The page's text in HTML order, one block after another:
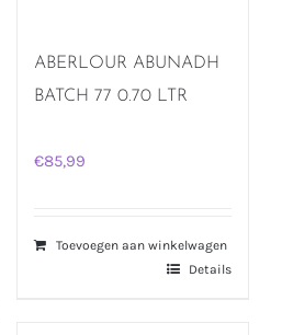
ABERLOUR ABUNADH
BATCH 77 0.70 LTR
€85,99
Toevoegen aan winkelwagen
Details